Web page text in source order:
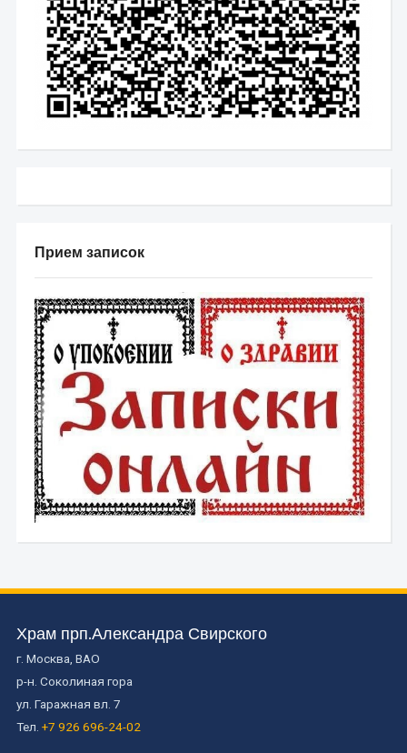
Прием записок
Храм прп.Александра Свирского
г. Москва, ВАО
р-н. Соколиная гора
ул. Гаражная вл. 7
Тел. +7 926 696-24-02